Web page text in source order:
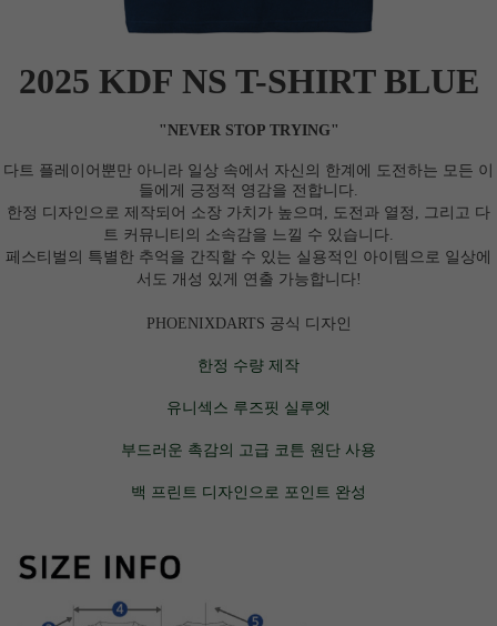
2025 KDF NS T-SHIRT BLUE
"NEVER STOP TRYING"
다트 플레이어뿐만 아니라 일상 속에서 자신의 한계에 도전하는 모든 이
들에게 긍정적 영감을 전합니다.
한정 디자인으로 제작되어 소장 가치가 높으며, 도전과 열정, 그리고 다
트 커뮤니티의 소속감을 느낄 수 있습니다.
페스티벌의 특별한 추억을 간직할 수 있는 실용적인 아이템으로 일상에
서도 개성 있게 연출 가능합니다!
PHOENIXDARTS 공식 디자인
한정 수량 제작
유니섹스 루즈핏 실루엣
부드러운 촉감의 고급 코튼 원단 사용
백 프린트 디자인으로 포인트 완성